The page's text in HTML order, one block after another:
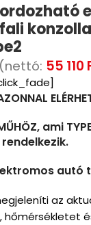
konzollal
(nettó: 55 110
, ami
autó
az
hőmérsékletet